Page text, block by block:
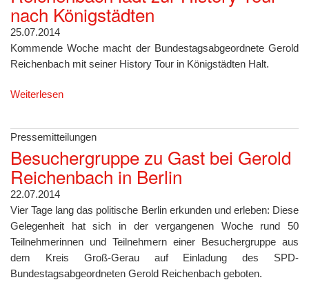
nach Königstädten
25.07.2014
Kommende Woche macht der Bundestagsabgeordnete Gerold
Reichenbach mit seiner History Tour in Königstädten Halt.
Weiterlesen
Pressemitteilungen
Besuchergruppe zu Gast bei Gerold
Reichenbach in Berlin
22.07.2014
Vier Tage lang das politische Berlin erkunden und erleben: Diese
Gelegenheit hat sich in der vergangenen Woche rund 50
Teilnehmerinnen und Teilnehmern einer Besuchergruppe aus
dem Kreis Groß-Gerau auf Einladung des SPD-
Bundestagsabgeordneten Gerold Reichenbach geboten.